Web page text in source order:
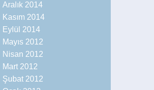
Aralık 2014
Kasım 2014
Eylül 2014
Mayıs 2012
Nisan 2012
Mart 2012
Şubat 2012